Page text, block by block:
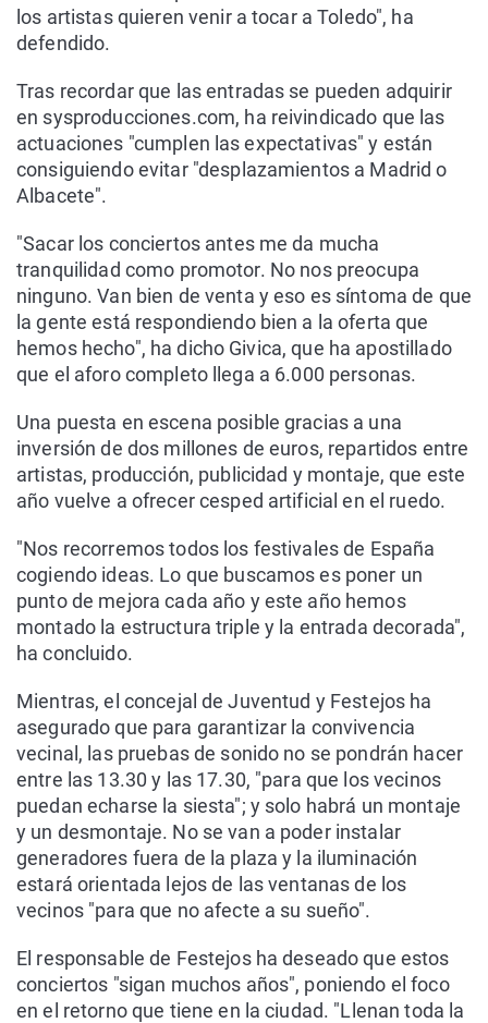
los artistas quieren venir a tocar a Toledo", ha
defendido.
Tras recordar que las entradas se pueden adquirir
en sysproducciones.com, ha reivindicado que las
actuaciones "cumplen las expectativas" y están
consiguiendo evitar "desplazamientos a Madrid o
Albacete".
"Sacar los conciertos antes me da mucha
tranquilidad como promotor. No nos preocupa
ninguno. Van bien de venta y eso es síntoma de que
la gente está respondiendo bien a la oferta que
hemos hecho", ha dicho Givica, que ha apostillado
que el aforo completo llega a 6.000 personas.
Una puesta en escena posible gracias a una
inversión de dos millones de euros, repartidos entre
artistas, producción, publicidad y montaje, que este
año vuelve a ofrecer cesped artificial en el ruedo.
"Nos recorremos todos los festivales de España
cogiendo ideas. Lo que buscamos es poner un
punto de mejora cada año y este año hemos
montado la estructura triple y la entrada decorada",
ha concluido.
Mientras, el concejal de Juventud y Festejos ha
asegurado que para garantizar la convivencia
vecinal, las pruebas de sonido no se pondrán hacer
entre las 13.30 y las 17.30, "para que los vecinos
puedan echarse la siesta"; y solo habrá un montaje
y un desmontaje. No se van a poder instalar
generadores fuera de la plaza y la iluminación
estará orientada lejos de las ventanas de los
vecinos "para que no afecte a su sueño".
El responsable de Festejos ha deseado que estos
conciertos "sigan muchos años", poniendo el foco
en el retorno que tiene en la ciudad. "Llenan toda la